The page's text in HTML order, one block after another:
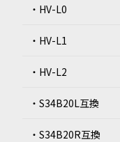
・HV-L0
・HV-L1
・HV-L2
・S34B20L互換
・S34B20R互換